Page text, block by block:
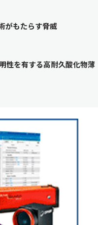
がもたらす脅威
性を有する高耐久酸化物薄